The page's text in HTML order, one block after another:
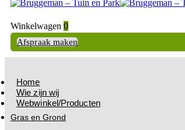
Winkelwagen 0
Afspraak maken
Home
Wie zijn wij
Webwinkel/Producten
Gras en Grond